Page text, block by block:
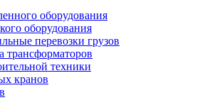
оборудования
оборудования
перевозки грузов
трансформаторов
техники
кранов